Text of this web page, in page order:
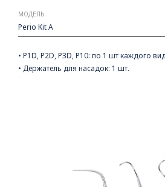
МОДЕЛЬ:
Perio Kit A
• P1D, P2D, P3D, P10: по 1 шт каждого
• Держатель для насадок: 1 шт.